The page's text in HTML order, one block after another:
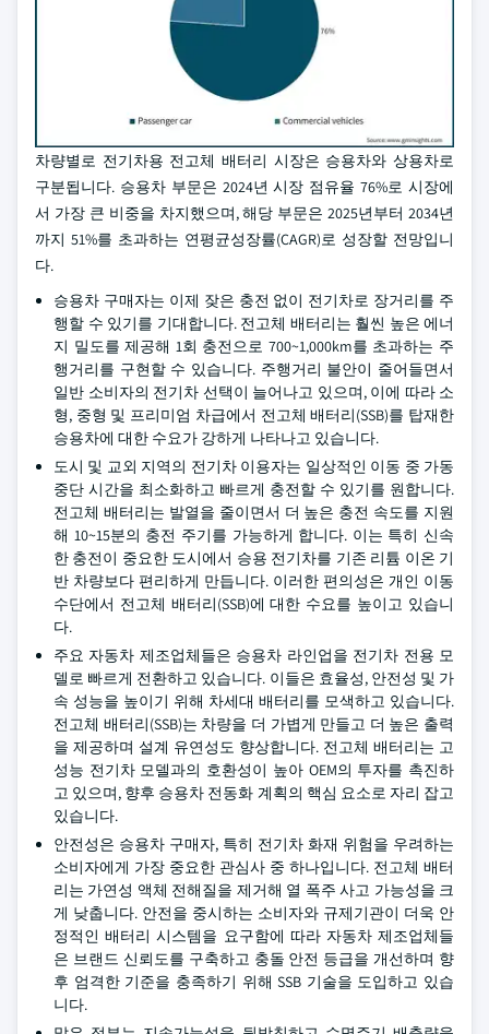
차량별로 전기차용 전고체 배터리 시장은 승용차와 상용차로
구분됩니다. 승용차 부문은 2024년 시장 점유율 76%로 시장에
서 가장 큰 비중을 차지했으며, 해당 부문은 2025년부터 2034년
까지 51%를 초과하는 연평균성장률(CAGR)로 성장할 전망입니
다.
승용차 구매자는 이제 잦은 충전 없이 전기차로 장거리를 주
행할 수 있기를 기대합니다. 전고체 배터리는 훨씬 높은 에너
지 밀도를 제공해 1회 충전으로 700~1,000km를 초과하는 주
행거리를 구현할 수 있습니다. 주행거리 불안이 줄어들면서
일반 소비자의 전기차 선택이 늘어나고 있으며, 이에 따라 소
형, 중형 및 프리미엄 차급에서 전고체 배터리(SSB)를 탑재한
승용차에 대한 수요가 강하게 나타나고 있습니다.
도시 및 교외 지역의 전기차 이용자는 일상적인 이동 중 가동
중단 시간을 최소화하고 빠르게 충전할 수 있기를 원합니다.
전고체 배터리는 발열을 줄이면서 더 높은 충전 속도를 지원
해 10~15분의 충전 주기를 가능하게 합니다. 이는 특히 신속
한 충전이 중요한 도시에서 승용 전기차를 기존 리튬 이온 기
반 차량보다 편리하게 만듭니다. 이러한 편의성은 개인 이동
수단에서 전고체 배터리(SSB)에 대한 수요를 높이고 있습니
다.
주요 자동차 제조업체들은 승용차 라인업을 전기차 전용 모
델로 빠르게 전환하고 있습니다. 이들은 효율성, 안전성 및 가
속 성능을 높이기 위해 차세대 배터리를 모색하고 있습니다.
전고체 배터리(SSB)는 차량을 더 가볍게 만들고 더 높은 출력
을 제공하며 설계 유연성도 향상합니다. 전고체 배터리는 고
성능 전기차 모델과의 호환성이 높아 OEM의 투자를 촉진하
고 있으며, 향후 승용차 전동화 계획의 핵심 요소로 자리 잡고
있습니다.
안전성은 승용차 구매자, 특히 전기차 화재 위험을 우려하는
소비자에게 가장 중요한 관심사 중 하나입니다. 전고체 배터
리는 가연성 액체 전해질을 제거해 열 폭주 사고 가능성을 크
게 낮춥니다. 안전을 중시하는 소비자와 규제기관이 더욱 안
정적인 배터리 시스템을 요구함에 따라 자동차 제조업체들
은 브랜드 신뢰도를 구축하고 충돌 안전 등급을 개선하며 향
후 엄격한 기준을 충족하기 위해 SSB 기술을 도입하고 있습
니다.